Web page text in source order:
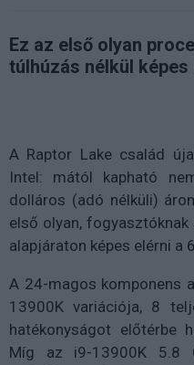
Ez az első olyan
túlhúzás nélkül képes
A Raptor Lake család
Intel: mától kapható
dolláros (adó nélküli)
első olyan,
alapjáraton képes elérni a
A 24-magos komponens
13900K variációja, 8
hatékonyságot előtérbe
Míg az i9-13900K 5.8